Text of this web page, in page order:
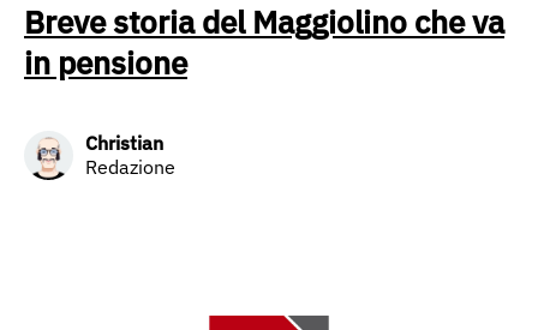
Breve storia del Maggiolino che va
in pensione
Christian
Redazione